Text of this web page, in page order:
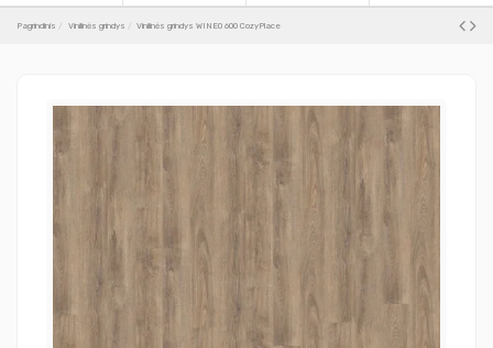
Pagrindinis Vinilinės grindys Vinilinės grindys WINEO 600 CozyPlace